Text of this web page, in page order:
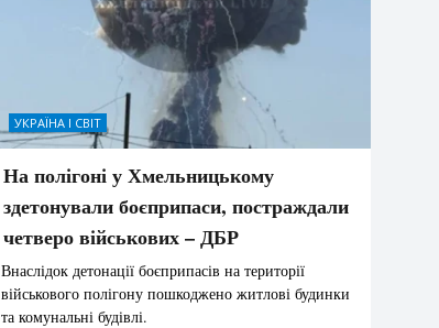
УКРАЇНА І СВІТ
На полігоні у Хмельницькому
здетонували боєприпаси, постраждали
четверо військових – ДБР
Внаслідок детонації боєприпасів на території
військового полігону пошкоджено житлові будинки
та комунальні будівлі.